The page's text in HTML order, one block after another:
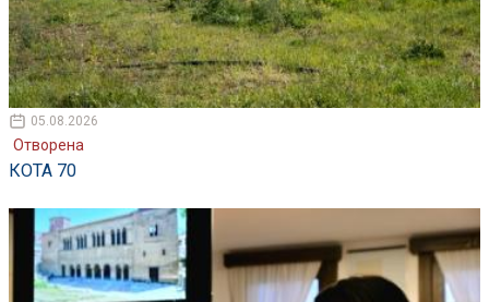
05.08.2026
Отворена
КОТА 70